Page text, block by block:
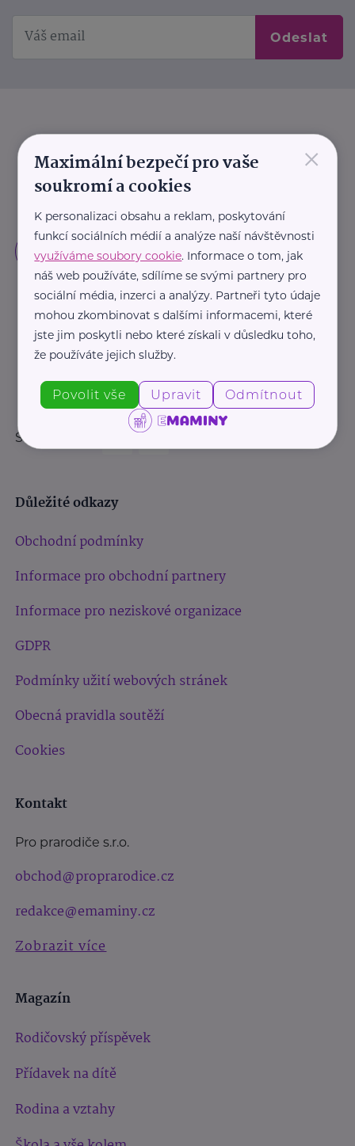
Odeslat
Sledujte nás:
Důležité odkazy
Obchodní podmínky
Informace pro obchodní partnery
Informace pro neziskové organizace
GDPR
Podmínky užití webových stránek
Obecná pravidla soutěží
Cookies
Kontakt
Pro prarodiče s.r.o.
obchod@proprarodice.cz
redakce@emaminy.cz
Zobrazit více
Magazín
Rodičovský příspěvek
Přídavek na dítě
Rodina a vztahy
×
Maximální bezpečí pro vaše
soukromí a cookies
K personalizaci obsahu a reklam, poskytování
funkcí sociálních médií a analýze naší návštěvnosti
využíváme soubory cookie. Informace o tom, jak
náš web používáte, sdílíme se svými partnery pro
sociální média, inzerci a analýzy. Partneři tyto údaje
mohou zkombinovat s dalšími informacemi, které
jste jim poskytli nebo které získali v důsledku toho,
že používáte jejich služby.
Povolit vše Upravit Odmítnout